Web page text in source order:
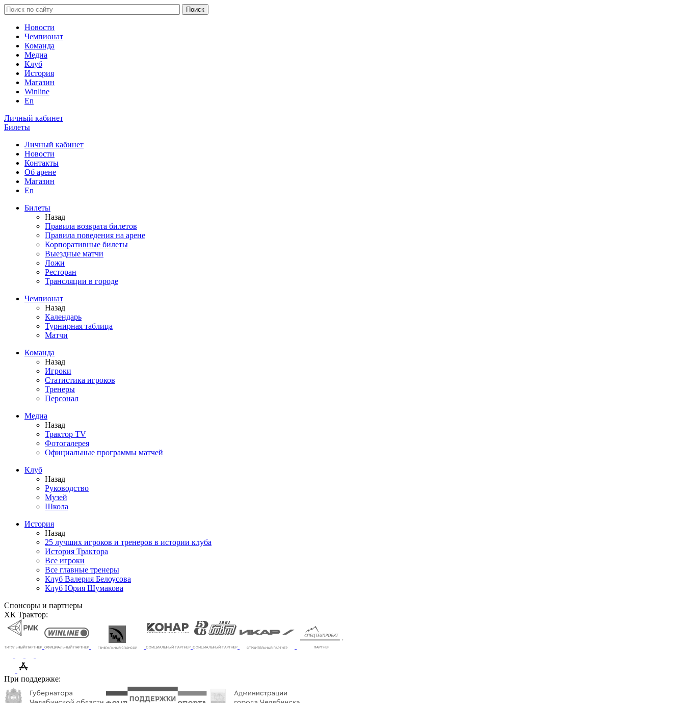
Новости
Чемпионат
Команда
Медиа
Клуб
История
Магазин
Winline
En
Личный кабинет
Билеты
Личный кабинет
Новости
Контакты
Об арене
Магазин
En
Билеты
Назад
Правила возврата билетов
Правила поведения на арене
Корпоративные билеты
Выездные матчи
Ложи
Ресторан
Трансляции в городе
Чемпионат
Назад
Календарь
Турнирная таблица
Матчи
Команда
Назад
Игроки
Статистика игроков
Тренеры
Персонал
Медиа
Назад
Трактор TV
Фотогалерея
Официальные программы матчей
Клуб
Назад
Руководство
Музей
Школа
История
Назад
25 лучших игроков и тренеров в истории клуба
История Трактора
Все игроки
Все главные тренеры
Клуб Валерия Белоусова
Клуб Юрия Шумакова
Спонсоры и партнеры
ХК Трактор:
При поддержке: